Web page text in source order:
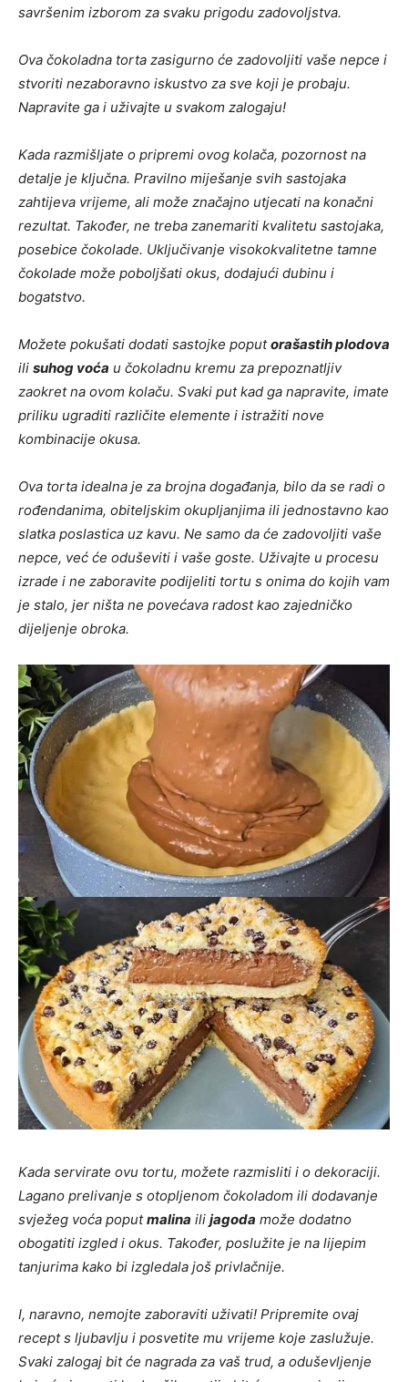
savršenim izborom za svaku prigodu zadovoljstva.
Ova čokoladna torta zasigurno će zadovoljiti vaše nepce i
stvoriti nezaboravno iskustvo za sve koji je probaju.
Napravite ga i uživajte u svakom zalogaju!
Kada razmišljate o pripremi ovog kolača, pozornost na
detalje je ključna. Pravilno miješanje svih sastojaka
zahtijeva vrijeme, ali može značajno utjecati na konačni
rezultat. Također, ne treba zanemariti kvalitetu sastojaka,
posebice čokolade. Uključivanje visokokvalitetne tamne
čokolade može poboljšati okus, dodajući dubinu i
bogatstvo.
Možete pokušati dodati sastojke poputorašastih plodova
ili suhog voća u čokoladnu kremu za prepoznatljiv
zaokret na ovom kolaču. Svaki put kad ga napravite, imate
priliku ugraditi različite elemente i istražiti nove
kombinacije okusa.
Ova torta idealna je za brojna događanja, bilo da se radi o
rođendanima, obiteljskim okupljanjima ili jednostavno kao
slatka poslastica uz kavu. Ne samo da će zadovoljiti vaše
nepce, već će oduševiti i vaše goste. Uživajte u procesu
izrade i ne zaboravite podijeliti tortu s onima do kojih vam
je stalo, jer ništa ne povećava radost kao zajedničko
dijeljenje obroka.
Kada servirate ovu tortu, možete razmisliti i o dekoraciji.
Lagano prelivanje s otopljenom čokoladom ili dodavanje
svježeg voća poputmalina ili jagoda može dodatno
obogatiti izgled i okus. Također, poslužite je na lijepim
tanjurima kako bi izgledala još privlačnije.
I, naravno, nemojte zaboraviti uživati! Pripremite ovaj
recept s ljubavlju i posvetite mu vrijeme koje zaslužuje.
Svaki zalogaj bit će nagrada za vaš trud, a oduševljenje